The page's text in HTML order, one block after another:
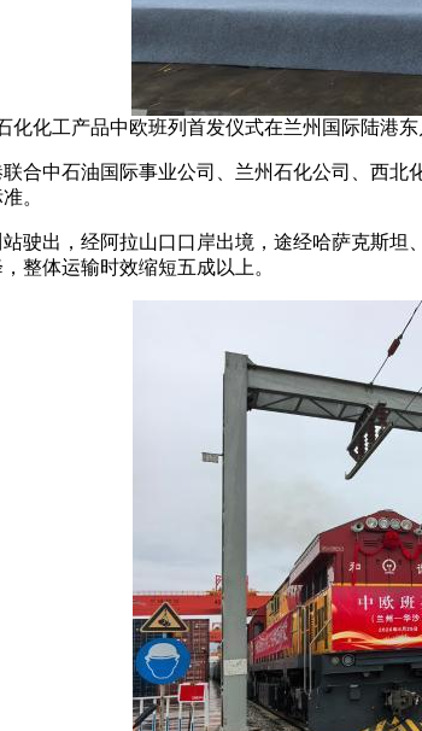
化化工产品中欧班列首发仪式在兰州国际陆港
中石油国际事业公司、兰州石化公司、西北
。
出，经阿拉山口口岸出境，途经哈萨克斯坦
整体运输时效缩短五成以上。